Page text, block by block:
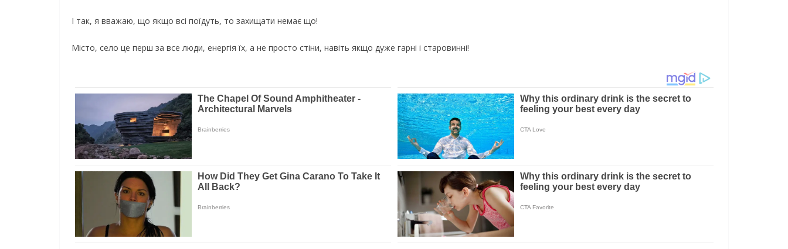
І так, я вважаю, що якщо всі поїдуть, то захищати немає що!
Місто, село це перш за все люди, енергія їх, а не просто стіни, навіть якщо дуже гарні і старовинні!